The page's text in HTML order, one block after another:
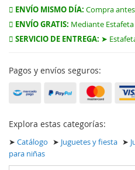
ENVÍO MISMO DÍA: Compra
ENVÍO GRATIS: Mediante
SERVICIO DE ENTREGA: ➤
Pagos y envíos seguros:
Explora estas categorías:
➤ Catálogo ➤ Juguetes y fiesta ➤
para niñas